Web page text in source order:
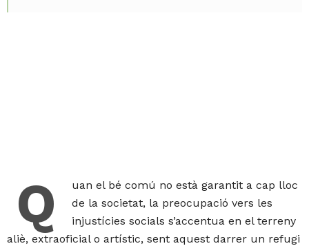
Q
uan el bé comú no està garantit a cap lloc
de la societat, la preocupació vers les
injustícies socials s’accentua en el terreny
aliè, extraoficial o artístic, sent aquest darrer un refugi